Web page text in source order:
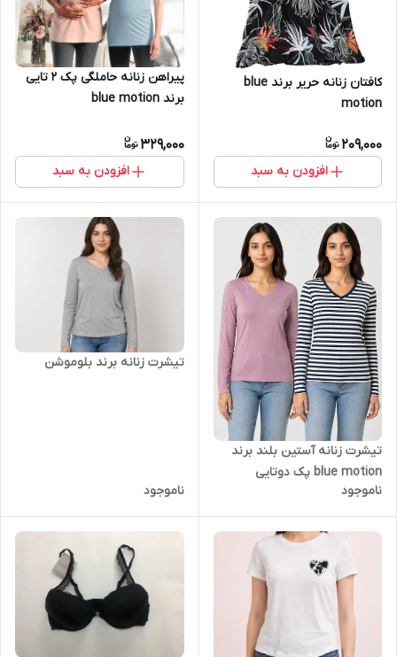
کافتان زنانه حریر برند blue
motion
209,000
افزودن به سبد
پیراهن زنانه حاملگی پک 2 تایی
برند blue motion
329,000
افزودن به سبد
تیشرت زنانه آستین بلند برند
blue motion پک دوتایی
ناموجود
تیشرت زنانه برند بلوموشن
ناموجود